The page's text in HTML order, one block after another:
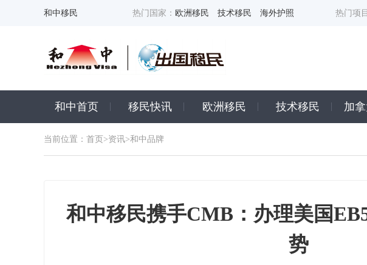
和中移民 热门国家： 欧洲移民 技术移民 海外护照 热门项
和中首页 移民快讯 欧洲移民 技术移民 加
当前位置： 首页 >资讯>和中品牌
和中移民携手CMB：办理美国
势